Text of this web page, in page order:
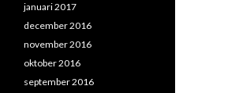
januari 2017
december 2016
november 2016
oktober 2016
september 2016